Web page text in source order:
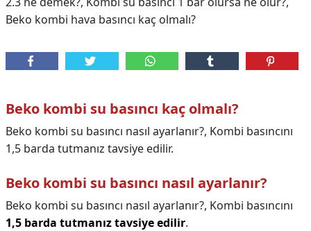
Beko kombi hava basıncı kaç olmalı?
Beko kombi su basıncı kaç olmalı?
Beko kombi su basıncı nasıl ayarlanır?, Kombi basıncını
1,5 barda tutmanız tavsiye edilir.
Beko kombi su basıncı nasıl ayarlanır?
Beko kombi su basıncı nasıl ayarlanır?, Kombi basıncını
1,5 barda tutmanız tavsiye edilir.